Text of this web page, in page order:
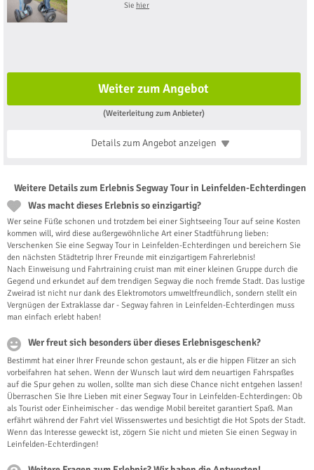
Sie hier
Weiter zum Angebot
(Weiterleitung zum Anbieter)
Details zum Angebotanzeigen
Weitere Details zum Erlebnis Segway Tour in Leinfelden-Echterdingen
Was macht dieses Erlebnis so einzigartig?
Wer seine Füße schonen und trotzdem bei einer Sightseeing Tour auf seine Kosten
kommen will, wird diese außergewöhnliche Art einer Stadtführung lieben:
Verschenken Sie eine Segway Tour in Leinfelden-Echterdingen und bereichern Sie
den nächsten Städtetrip Ihrer Freunde mit einzigartigem Fahrerlebnis!
Nach Einweisung und Fahrtraining cruist man mit einer kleinen Gruppe durch die
Gegend und erkundet auf dem trendigen Segway die noch fremde Stadt. Das lustige
Zweirad ist nicht nur dank des Elektromotors umweltfreundlich, sondern stellt ein
Vergnügen der Extraklasse dar - Segway fahren in Leinfelden-Echterdingen muss
man einfach erlebt haben!
Wer freut sich besonders über dieses Erlebnisgeschenk?
Bestimmt hat einer Ihrer Freunde schon gestaunt, als er die hippen Flitzer an sich
vorbeifahren hat sehen. Wenn der Wunsch laut wird dem neuartigen Fahrspaßes
auf die Spur gehen zu wollen, sollte man sich diese Chance nicht entgehen lassen!
Überraschen Sie Ihre Lieben mit einer Segway Tour in Leinfelden-Echterdingen: Ob
als Tourist oder Einheimischer - das wendige Mobil bereitet garantiert Spaß. Man
erfährt während der Fahrt viel Wissenswertes und besichtigt die Hot Spots der Stadt.
Wenn das Interesse geweckt ist, zögern Sie nicht und mieten Sie einen Segway in
Leinfelden-Echterdingen!